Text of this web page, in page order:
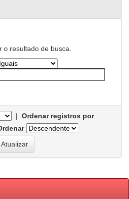
o resultado de busca.
| Ordenar registros por